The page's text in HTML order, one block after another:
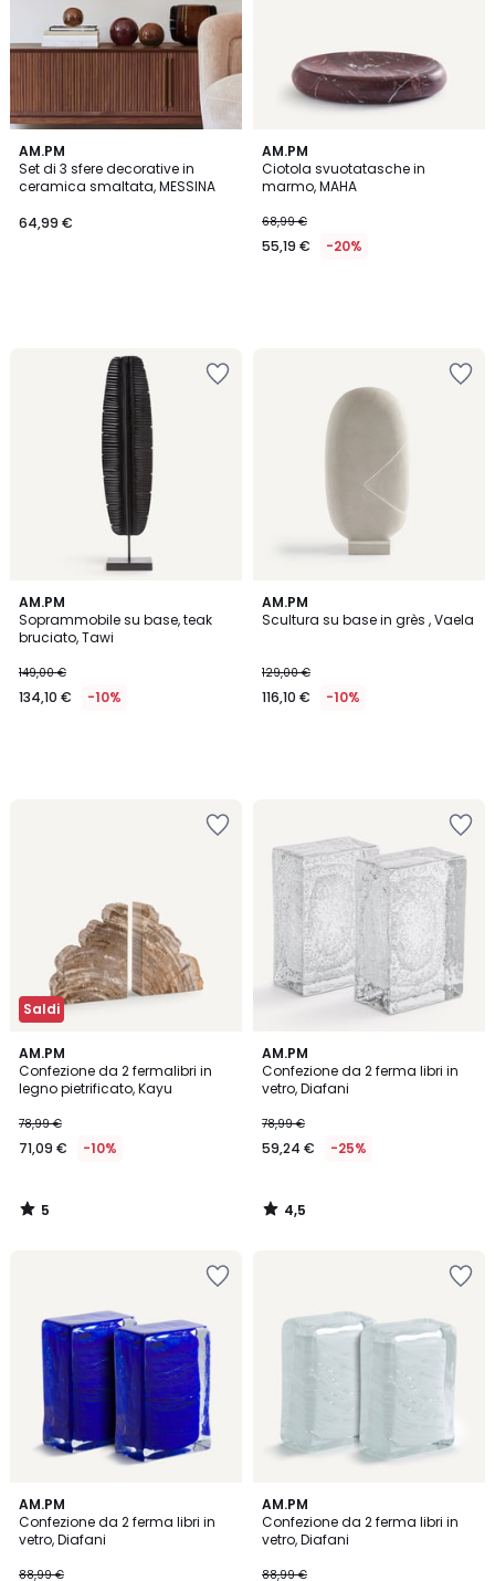
AM.PM
Set di 3 sfere decorative in
ceramica smaltata, MESSINA
64,99 €
AM.PM
Ciotola svuotatasche in
marmo, MAHA
68,99 €
55,19 € -20%
AM.PM
Soprammobile su base, teak
bruciato, Tawi
149,00 €
134,10 € -10%
AM.PM
Scultura su base in grès , Vaela
129,00 €
116,10 € -10%
Saldi
AM.PM
Confezione da 2 fermalibri in
legno pietrificato, Kayu
78,99 €
71,09 € -10%
5
/
5
5
/
AM.PM
Confezione da 2 ferma libri in
vetro, Diafani
78,99 €
59,24 € -25%
4,5
/ 5
4,5
/
AM.PM
Confezione da 2 ferma libri in
vetro, Diafani
88,99 €
AM.PM
Confezione da 2 ferma libri in
vetro, Diafani
88,99 €